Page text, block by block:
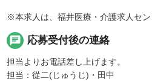
※本求人は、福井医療・介護求人セン
chat 応募受付後の連絡
担当よりお電話差し上げます。
担当：從二(じゅうじ)・田中